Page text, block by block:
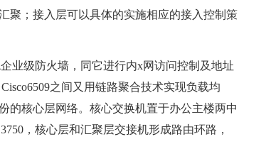
聚；接入层可以具体的实施相应的接入控制策
业级防火墙，同它进行内x网访问控制及地址
之间又用链路聚合技术实现负载均
的核心层网络。核心交换机置于办公主楼两中
，核心层和汇聚层交接机形成路由环路，